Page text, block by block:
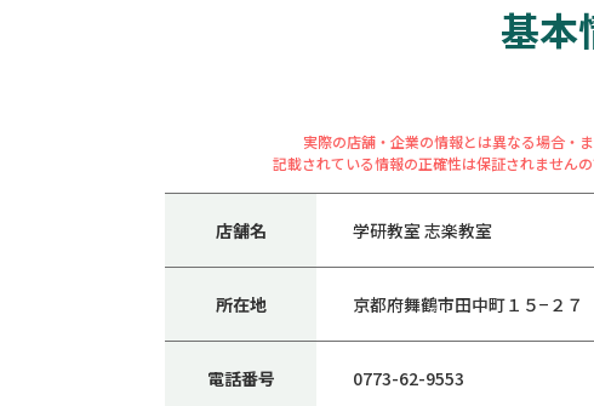
基本
実際の店舗・企業の情報とは異なる場合・
記載されている情報の正確性は保証されません
店舗名 学研教室 志楽教室
所在地 京都府舞鶴市田中町１５−２７
電話番号 0773-62-9553